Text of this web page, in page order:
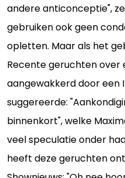
andere anticonceptie",
gebruiken ook geen
opletten. Maar als het
Recente geruchten over
aangewakkerd door
suggereerde:
binnenkort", welke
veel speculatie onder
heeft deze geruchten